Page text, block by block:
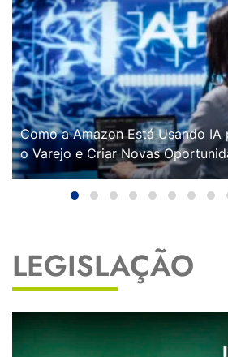
Como a Amazon Está Usando IA
o Varejo e Criar Novas
LEGISLAÇÃO